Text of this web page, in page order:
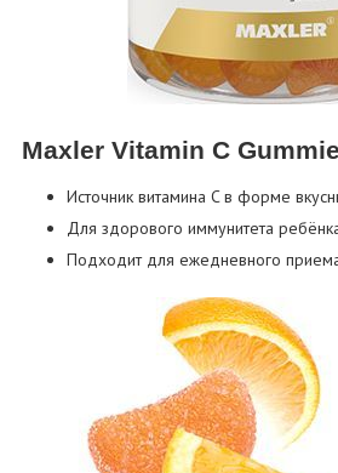
Maxler Vitamin C
Источник витамина C в форме
Для здорового иммунитета
Подходит для ежедневного